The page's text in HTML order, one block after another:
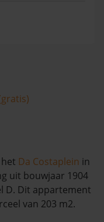
Da Costaplein in
uit bouwjaar 1904
D. Dit appartement
van 203 m2.